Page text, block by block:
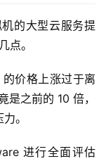
的大型云服务提
点。
价格上涨过于离
之前的 10 倍，
。
进行全面评估